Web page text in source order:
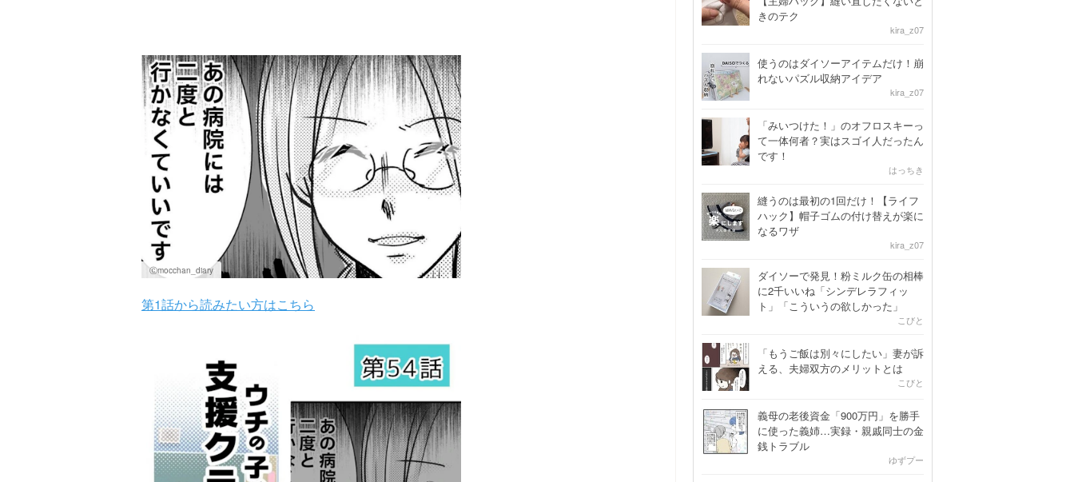
Ⓒmocchan_diary
第1話から読みたい方はこちら
きのテク
kira_z07
使うのはダイソーアイテムだけ！崩
れないパズル収納アイデア
kira_z07
「みいつけた！」のオフロスキーっ
て一体何者？実はスゴイ人だったん
です！
はっちき
縫うのは最初の1回だけ！【ライフ
ハック】帽子ゴムの付け替えが楽に
なるワザ
kira_z07
ダイソーで発見！粉ミルク缶の相棒
に2千いいね「シンデレラフィッ
ト」「こういうの欲しかった」
こびと
「もうご飯は別々にしたい」妻が訴
える、夫婦双方のメリットとは
こびと
義母の老後資金「900万円」を勝手
に使った義姉…実録・親戚同士の金
銭トラブル
ゆずプー